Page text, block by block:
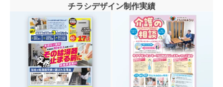
チラシデザイン制作実績